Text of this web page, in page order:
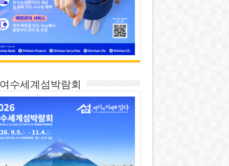
여수세계섬박람회